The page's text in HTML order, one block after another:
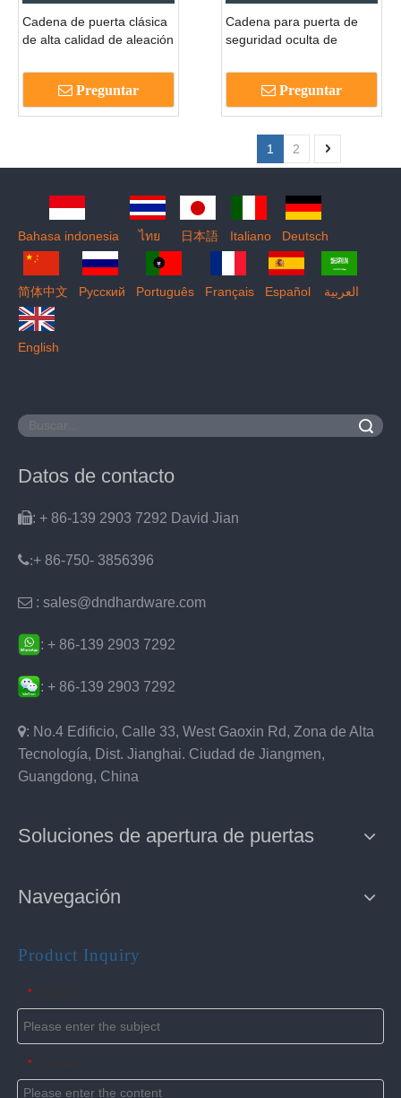
Cadena de puerta clásica
de alta calidad de aleación
madera -DDG012
Preguntar
Cadena para puerta de
seguridad oculta de
puerta de acero interna-
DDDG002Preguntar
1 2
Bahasa indonesia ไทย 日本語 Italiano Deutsch
简体中文 Pусский Português Français Español العربية
English
Datos de contacto
: + 86-139 2903 7292 David Jian
:+ 86-750- 3856396
 : sales@dndhardware.com
: + 86-139 2903 7292
: + 86-139 2903 7292
: No.4 Edificio, Calle 33, West Gaoxin Rd, Zona de Alta
Tecnología, Dist. Jianghai. Ciudad de Jiangmen,
Guangdong, China
Soluciones de apertura de puertas
Navegación
Product Inquiry
*
*